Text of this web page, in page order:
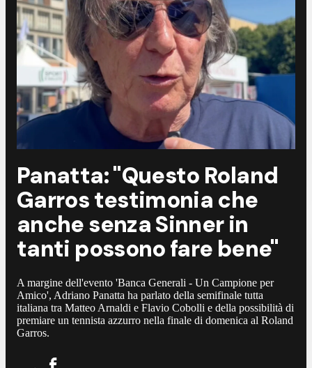
Panatta: "Questo Roland
Garros testimonia che
anche senza Sinner in
tanti possono fare bene"
A margine dell'evento 'Banca Generali - Un Campione per
Amico', Adriano Panatta ha parlato della semifinale tutta
italiana tra Matteo Arnaldi e Flavio Cobolli e della possibilità di
premiare un tennista azzurro nella finale di domenica al Roland
Garros.